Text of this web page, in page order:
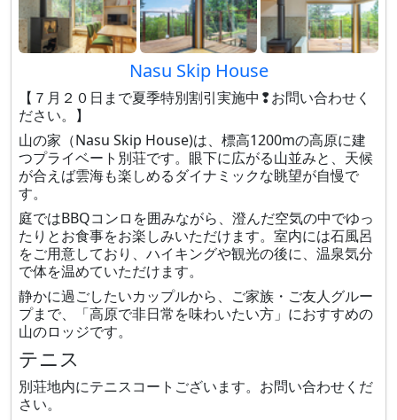
Nasu Skip House
【７月２０日まで夏季特別割引実施中❢お問い合わせく
ださい。】
山の家（Nasu Skip House)は、標高1200mの高原に建
つプライベート別荘です。眼下に広がる山並みと、天候
が合えば雲海も楽しめるダイナミックな眺望が自慢で
す。
庭ではBBQコンロを囲みながら、澄んだ空気の中でゆっ
たりとお食事をお楽しみいただけます。室内には石風呂
をご用意しており、ハイキングや観光の後に、温泉気分
で体を温めていただけます。
静かに過ごしたいカップルから、ご家族・ご友人グルー
プまで、「高原で非日常を味わいたい方」におすすめの
山のロッジです。
テニス
別荘地内にテニスコートございます。お問い合わせくだ
さい。